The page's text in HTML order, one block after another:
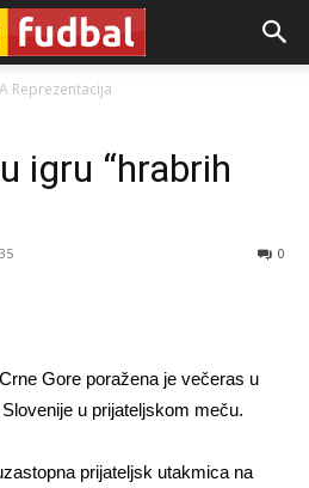
A Reprezentacija
igru “hrabrih
0
Gore poražena je večeras u
u prijateljskom meču.
prijateljsk utakmica na